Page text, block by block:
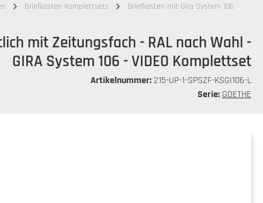
Briefkasten Komplettsets Briefkasten mit Gira System 106
mit Zeitungsfach - RAL nach Wahl -
GIRA System 106 - VIDEO Komplettset
Artikelnummer: 215-UP-1-SPSZF-KSGI106-L
Serie: GOETHE